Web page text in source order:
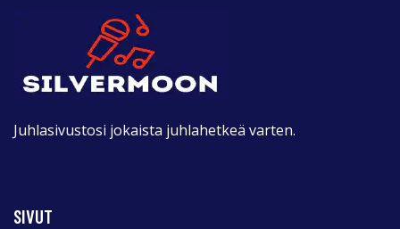
Juhlasivustosi jokaista juhlahetkeä varten.
SIVUT